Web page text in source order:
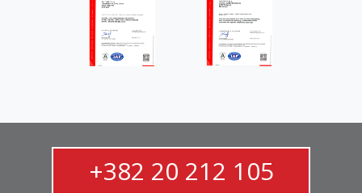
+382 20 212 105